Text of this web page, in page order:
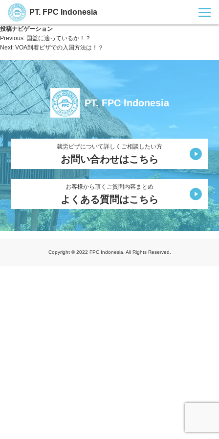
PT. FPC Indonesia
投稿ナビゲーション
Previous: 国益に適っているか！？
Next: VOA到着ビザでの入国方法は！？
PT. FPC Indonesia
就労ビザについて詳しくご相談したい方
お問い合わせはこちら
お客様から頂くご質問内容まとめ
よくある質問はこちら
Copyright © 2022 FPC Indonesia. All Rights Reserved.